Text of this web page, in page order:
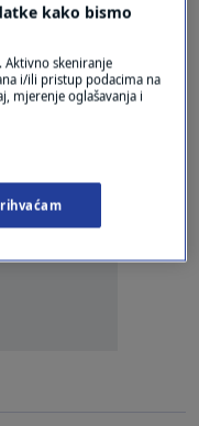
kako bismo
Aktivno skeniranje
i/ili pristup podacima na
mjerenje oglašavanja i